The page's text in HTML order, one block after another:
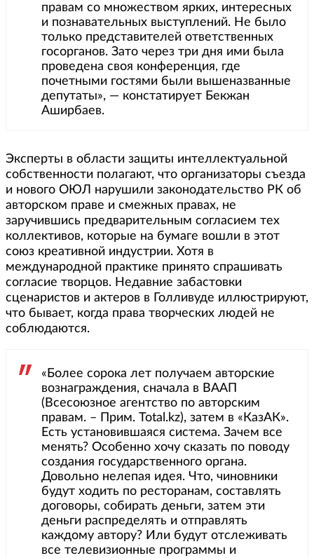
правам со множеством ярких, интересных
и познавательных выступлений. Не было
только представителей ответственных
госорганов. Зато через три дня ими была
проведена своя конференция, где
почетными гостями были вышеназванные
депутаты», — констатирует Бекжан
Аширбаев.
Эксперты в области защиты интеллектуальной
собственности полагают, что организаторы съезда
и нового ОЮЛ нарушили законодательство РК об
авторском праве и смежных правах, не
заручившись предварительным согласием тех
коллективов, которые на бумаге вошли в этот
союз креативной индустрии. Хотя в
международной практике принято спрашивать
согласие творцов. Недавние забастовки
сценаристов и актеров в Голливуде иллюстрируют,
что бывает, когда права творческих людей не
соблюдаются.
«Более сорока лет получаем авторские
вознаграждения, сначала в ВААП
(Всесоюзное агентство по авторским
правам. – Прим. Total.kz), затем в «КазАК».
Есть установившаяся система. Зачем все
менять? Особенно хочу сказать по поводу
создания государственного органа.
Довольно нелепая идея. Что, чиновники
будут ходить по ресторанам, составлять
договоры, собирать деньги, затем эти
деньги распределять и отправлять
каждому автору? Или будут отслеживать
все телевизионные программы и